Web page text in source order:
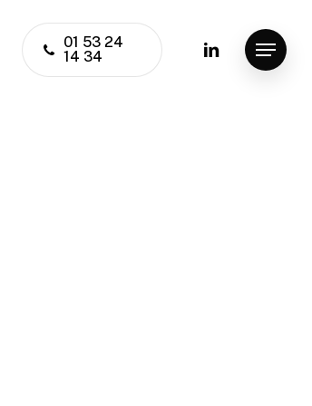
01 53 24
14 34
linkedin Menu